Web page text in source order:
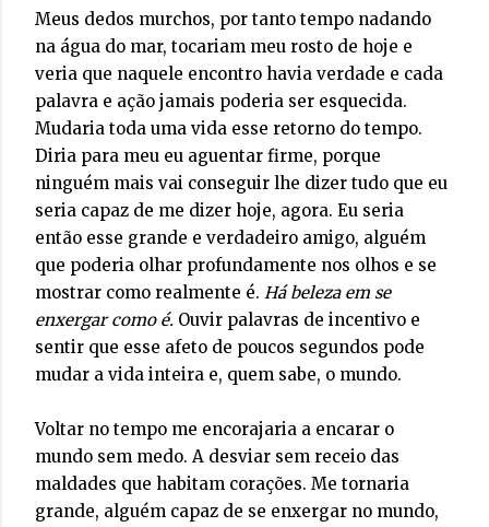
Meus dedos murchos, por tanto tempo nadando
na água do mar, tocariam meu rosto de hoje e
veria que naquele encontro havia verdade e cada
palavra e ação jamais poderia ser esquecida.
Mudaria toda uma vida esse retorno do tempo.
Diria para meu eu aguentar firme, porque
ninguém mais vai conseguir lhe dizer tudo que eu
seria capaz de me dizer hoje, agora. Eu seria
então esse grande e verdadeiro amigo, alguém
que poderia olhar profundamente nos olhos e se
mostrar como realmente é. Há beleza em se
enxergar como é. Ouvir palavras de incentivo e
sentir que esse afeto de poucos segundos pode
mudar a vida inteira e, quem sabe, o mundo.
Voltar no tempo me encorajaria a encarar o
mundo sem medo. A desviar sem receio das
maldades que habitam corações. Me tornaria
grande, alguém capaz de se enxergar no mundo,